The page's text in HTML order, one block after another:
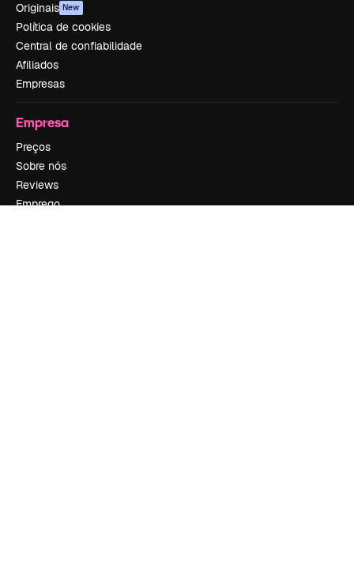
Originais New
Política de cookies
Central de confiabilidade
Afiliados
Empresas
Empresa
Preços
Sobre nós
Reviews
Emprego